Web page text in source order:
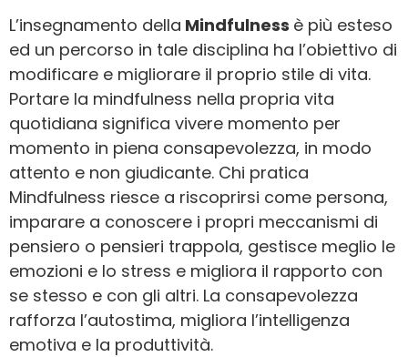
L’insegnamento della Mindfulness è più esteso
ed un percorso in tale disciplina ha l’obiettivo di
modificare e migliorare il proprio stile di vita.
Portare la mindfulness nella propria vita
quotidiana significa vivere momento per
momento in piena consapevolezza, in modo
attento e non giudicante. Chi pratica
Mindfulness riesce a riscoprirsi come persona,
imparare a conoscere i propri meccanismi di
pensiero o pensieri trappola, gestisce meglio le
emozioni e lo stress e migliora il rapporto con
se stesso e con gli altri. La consapevolezza
rafforza l’autostima, migliora l’intelligenza
emotiva e la produttività.